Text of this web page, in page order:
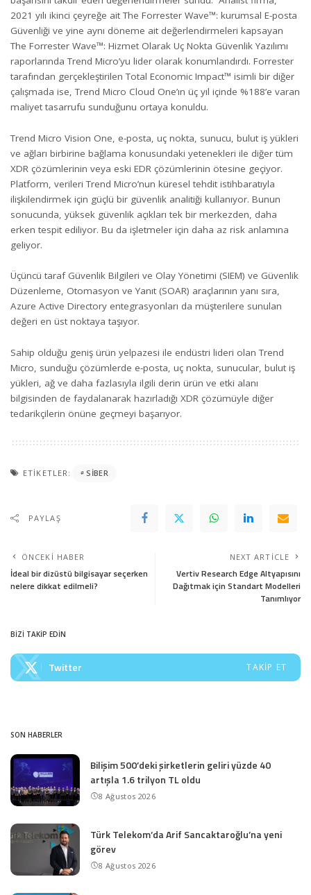
2021 yılı ikinci çeyreğe aitThe Forrester Wave™: kurumsal E-posta
Güvenliği ve yine aynı döneme ait değerlendirmeleri kapsayan
The Forrester Wave™: Hizmet Olarak Uç Nokta Güvenlik Yazılımı
raporlarında Trend Micro’yu lider olarak konumlandırdı. Forrester
tarafından gerçekleştirilen Total Economic Impact™ isimli bir diğer
çalışmada ise, Trend Micro Cloud One’ın üç yıl içinde %188’e varan
maliyet tasarrufu sunduğunu ortaya konuldu.
Trend Micro Vision One, e-posta, uç nokta, sunucu, bulut iş yükleri
ve ağları birbirine bağlama konusundaki yetenekleri ile diğer tüm
XDR çözümlerinin veya eski EDR çözümlerinin ötesine geçiyor.
Platform, verileri Trend Micro’nun küresel tehdit istihbaratıyla
ilişkilendirmek için güçlü bir güvenlik analitiği kullanıyor. Bunun
sonucunda, yüksek güvenlik açıkları tek bir merkezden, daha
erken tespit ediliyor. Bu da işletmeler için daha az risk anlamına
geliyor.
Üçüncü taraf Güvenlik Bilgileri ve Olay Yönetimi (SIEM) ve Güvenlik
Düzenleme, Otomasyon ve Yanıt (SOAR) araçlarının yanı sıra,
Azure Active Directory entegrasyonları da müşterilere sunulan
değeri en üst noktaya taşıyor.
Sahip olduğu geniş ürün yelpazesi ile endüstri lideri olan Trend
Micro, sunduğu çözümlerde e-posta, uç nokta, sunucular, bulut iş
yükleri, ağ ve daha fazlasıyla ilgili derin ürün ve etki alanı
bilgisinden de faydalanarak hazırladığı XDR çözümüyle diğer
tedarikçilerin önüne geçmeyi başarıyor.
ETIKETLER: SIBER
PAYLAŞ
ÖNCEKI HABER
İdeal bir dizüstü bilgisayar seçerken
nelere dikkat edilmeli?
NEXT ARTICLE
Vertiv Research Edge Altyapısını
Dağıtmak için Standart Modelleri
Tanımlıyor
BİZİ TAKİP EDİN
Twitter TAKIP ET
SON HABERLER
Bilişim 500’deki şirketlerin geliri yüzde 40
artışla 1.6 trilyon TL oldu
8 Ağustos 2026
Türk Telekom’da Arif Sancaktaroğlu’na yeni
görev
8 Ağustos 2026